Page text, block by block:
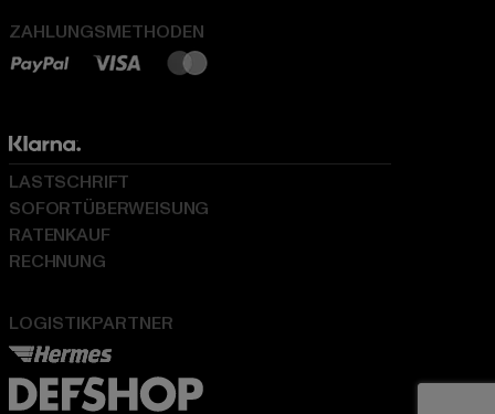
ZAHLUNGSMETHODEN
LOGISTIKPARTNER
LASTSCHRIFT
SOFORTÜBERWEISUNG
RATENKAUF
RECHNUNG